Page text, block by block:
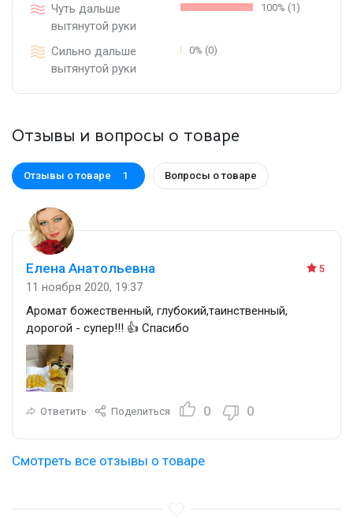
Чуть дальше
вытянутой руки
100% (1)
Сильно дальше
вытянутой руки
0% (0)
Отзывы и вопросы о товаре
Отзывы о товаре 1 Вопросы о товаре
5
Елена Анатольевна
11 ноября 2020, 19:37
Аромат божественный, глубокий,таинственный,
дорогой - супер!!! 👍 Спасибо
Ответить Поделиться 0 0
Смотреть все отзывы о товаре